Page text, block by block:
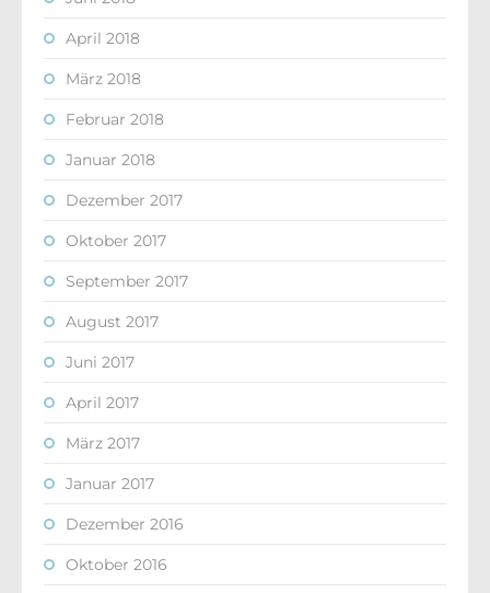
April 2018
März 2018
Februar 2018
Januar 2018
Dezember 2017
Oktober 2017
September 2017
August 2017
Juni 2017
April 2017
März 2017
Januar 2017
Dezember 2016
Oktober 2016